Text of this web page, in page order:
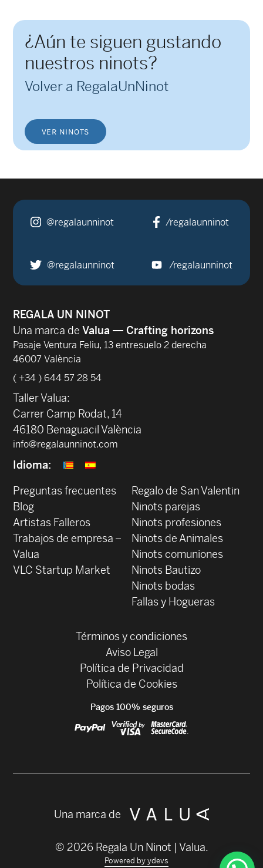
¿Aún te siguen gustando
nuestros ninots?
Volver a RegalaUnNinot
VER NINOTS
@regalaunninot /regalaunninot
@regalaunninot /regalaunninot
REGALA UN NINOT
Una marca de Valua — Crafting horizons
Pasaje Ventura Feliu, 13 entresuelo 2 derecha
46007 València
( +34 ) 644 57 28 54
Taller Valua:
Carrer Camp Rodat, 14
46180 Benaguacil València
info@regalaunninot.com
Idioma:
Preguntas frecuentes
Blog
Artistas Falleros
Trabajos de empresa –
Valua
VLC Startup Market
Regalo de San Valentin
Ninots parejas
Ninots profesiones
Ninots de Animales
Ninots comuniones
Ninots Bautizo
Ninots bodas
Fallas y Hogueras
Términos y condiciones
Aviso Legal
Política de Privacidad
Política de Cookies
Pagos 100% seguros
© 2026 Regala Un Ninot | Valua.
Powered by ydevs
Una marca de